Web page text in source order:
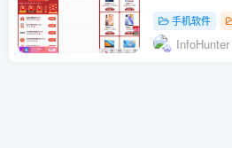
手机软件
InfoHunter